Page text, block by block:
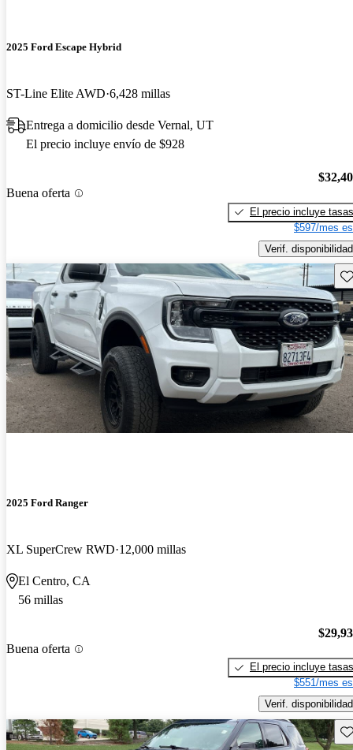
2025 Ford Escape Hybrid
ST-Line Elite AWD 6,428 millas
Entrega a domicilio desde Vernal, UT
El precio incluye envío de $928
Buena oferta
El precio incluye tasas
$597/mes
Verif. disponibilidad
2025 Ford Ranger
XL SuperCrew RWD 12,000 millas
El Centro, CA
56 millas
Buena oferta
El precio incluye tasas
$551/mes
Verif. disponibilidad